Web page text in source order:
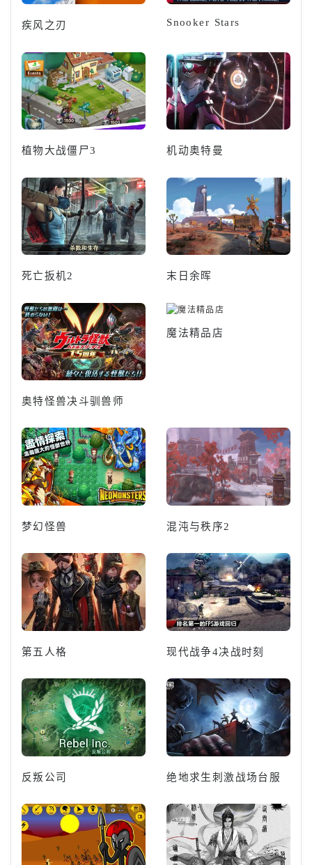
疾风之刃 Snooker Stars
植物大战僵尸3 机动奥特曼
死亡扳机2 末日余晖
奥特怪兽决斗驯兽师
魔法精品店
梦幻怪兽 混沌与秩序2
第五人格 现代战争4决战时刻
反叛公司 绝地求生刺激战场台服